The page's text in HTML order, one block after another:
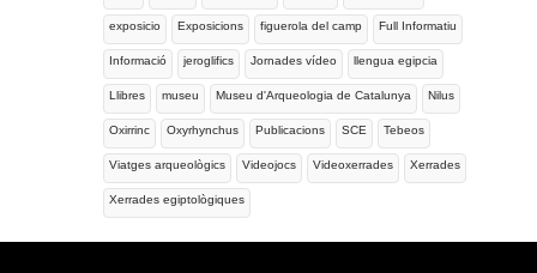
exposicio Exposicions figuerola del camp Full Informatiu
Informació jeroglifics Jornades vídeo llengua egipcia
Llibres museu Museu d'Arqueologia de Catalunya Nilus
Oxirrinc Oxyrhynchus Publicacions SCE Tebeos
Viatges arqueològics Videojocs Videoxerrades Xerrades
Xerrades egiptològiques